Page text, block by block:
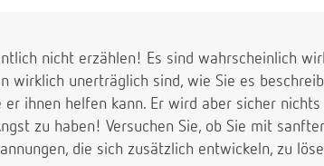
nicht erzählen! Es sind wahrscheinlich
wirklich unerträglich sind, wie Sie es
ihnen helfen kann. Er wird aber sicher
zu haben! Versuchen Sie, ob Sie mit
die sich zusätzlich entwickeln, zu